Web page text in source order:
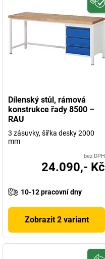
Dílenský stůl, rámová
konstrukce řady 8500 –
RAU
3 zásuvky, šířka desky 2000
mm
bez DPH
24.090,- Kč
10-12 pracovní dny
Zobrazit 2 variant